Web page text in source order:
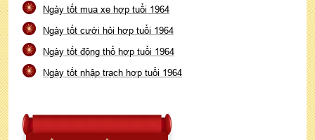
Ngày tốt mua xe hợp tuổi 1964
Ngày tốt cưới hỏi hợp tuổi 1964
Ngày tốt động thổ hợp tuổi 1964
Ngày tốt nhập trạch hợp tuổi 1964